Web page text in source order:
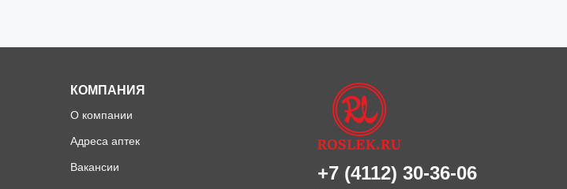
КОМПАНИЯ
О компании
Адреса аптек
Вакансии +7 (4112) 30-36-06